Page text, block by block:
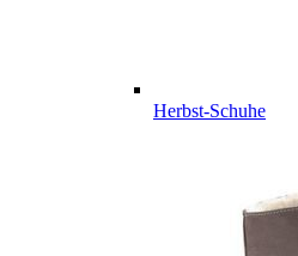
Herbst-Schuhe